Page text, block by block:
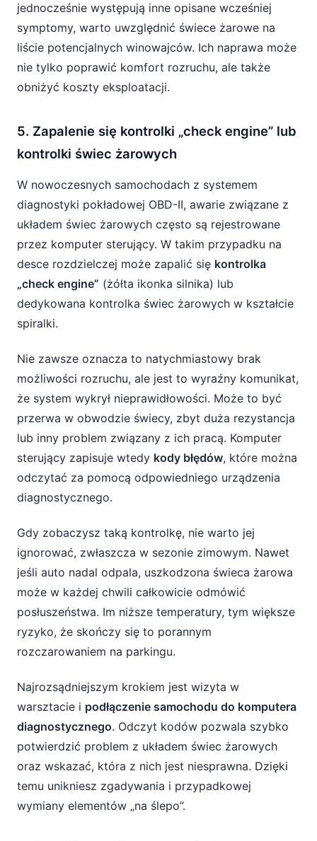
jednocześnie występują inne opisane wcześniej
symptomy, warto uwzględnić świece żarowe na
liście potencjalnych winowajców. Ich naprawa może
nie tylko poprawić komfort rozruchu, ale także
obniżyć koszty eksploatacji.
5. Zapalenie się kontrolki „check engine” lub
kontrolki świec żarowych
W nowoczesnych samochodach z systemem
diagnostyki pokładowej OBD-II, awarie związane z
układem świec żarowych często są rejestrowane
przez komputer sterujący. W takim przypadku na
desce rozdzielczej może zapalić się kontrolka
„check engine” (żółta ikonka silnika) lub
dedykowana kontrolka świec żarowych w kształcie
spiralki.
Nie zawsze oznacza to natychmiastowy brak
możliwości rozruchu, ale jest to wyraźny komunikat,
że system wykrył nieprawidłowości. Może to być
przerwa w obwodzie świecy, zbyt duża rezystancja
lub inny problem związany z ich pracą. Komputer
sterujący zapisuje wtedy kody błędów, które można
odczytać za pomocą odpowiedniego urządzenia
diagnostycznego.
Gdy zobaczysz taką kontrolkę, nie warto jej
ignorować, zwłaszcza w sezonie zimowym. Nawet
jeśli auto nadal odpala, uszkodzona świeca żarowa
może w każdej chwili całkowicie odmówić
posłuszeństwa. Im niższe temperatury, tym większe
ryzyko, że skończy się to porannym
rozczarowaniem na parkingu.
Najrozsądniejszym krokiem jest wizyta w
warsztacie i podłączenie samochodu do komputera
diagnostycznego. Odczyt kodów pozwala szybko
potwierdzić problem z układem świec żarowych
oraz wskazać, która z nich jest niesprawna. Dzięki
temu unikniesz zgadywania i przypadkowej
wymiany elementów „na ślepo”.